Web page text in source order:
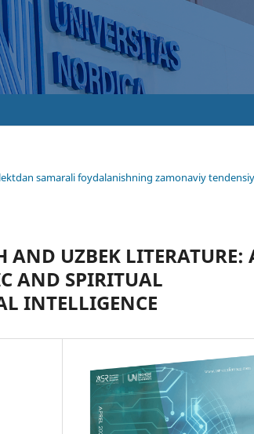
samarali foydalanishning zamonaviy
AND UZBEK LITERATURE:
AND SPIRITUAL
INTELLIGENCE